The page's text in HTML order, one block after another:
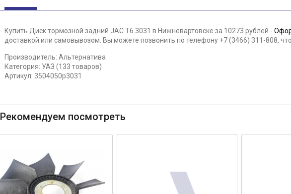
Купить Диск тормозной задний JAC Т6 3031 в Нижневартовске за 10273 рублей -
доставкой или самовывозом. Вы можете позвонить по телефону +7 (3466) 311-808,
Производитель: Альтернатива
Категория: УАЗ (133 товаров)
Артикул: 3504050р3031
Рекомендуем посмотреть